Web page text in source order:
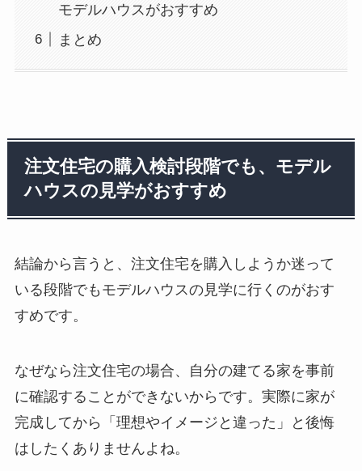
モデルハウスがおすすめ
まとめ
注文住宅の購入検討段階でも、モデル
ハウスの見学がおすすめ
結論から言うと、注文住宅を購入しようか迷って
いる段階でもモデルハウスの見学に行くのがおす
すめです。
なぜなら注文住宅の場合、自分の建てる家を事前
に確認することができないからです。実際に家が
完成してから「理想やイメージと違った」と後悔
はしたくありませんよね。